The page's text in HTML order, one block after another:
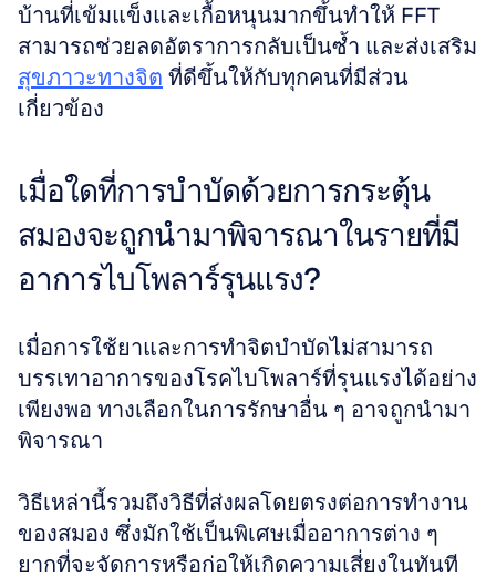
บ้านที่เข้มแข็งและเกื้อหนุนมากขึ้นทำให้ FFT
สุขภาวะทางจิต ที่ดีขึ้นให้กับทุกคนที่มีส่วน
เกี่ยวข้อง
เมื่อใดที่การบำบัดด้วยการกระตุ้น
สมองจะถูกนำมาพิจารณาในรายที่มี
อาการไบโพลาร์รุนแรง?
เมื่อการใช้ยาและการทำจิตบำบัดไม่สามารถ
บรรเทาอาการของโรคไบโพลาร์ที่รุนแรงได้อย่าง
เพียงพอ ทางเลือกในการรักษาอื่น ๆ อาจถูกนำมา
พิจารณา
วิธีเหล่านี้รวมถึงวิธีที่ส่งผลโดยตรงต่อการทำงาน
ของสมอง ซึ่งมักใช้เป็นพิเศษเมื่ออาการต่าง ๆ
ยากที่จะจัดการหรือก่อให้เกิดความเสี่ยงในทันที